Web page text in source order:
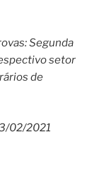
Segunda
setor
de
02/2021